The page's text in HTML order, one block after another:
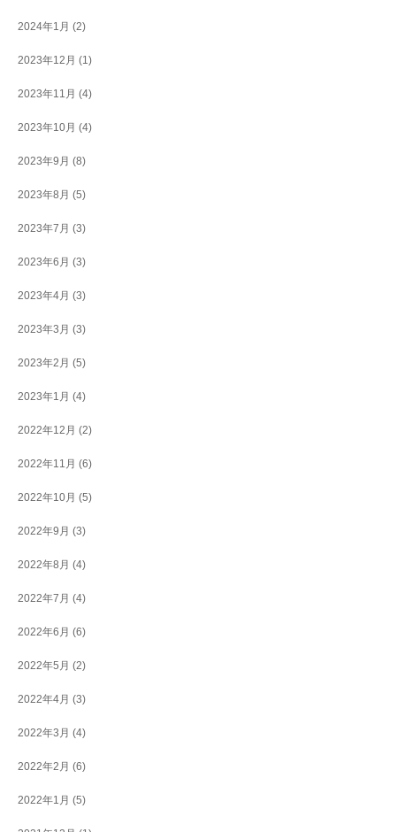
2024年1月 (2)
2023年12月 (1)
2023年11月 (4)
2023年10月 (4)
2023年9月 (8)
2023年8月 (5)
2023年7月 (3)
2023年6月 (3)
2023年4月 (3)
2023年3月 (3)
2023年2月 (5)
2023年1月 (4)
2022年12月 (2)
2022年11月 (6)
2022年10月 (5)
2022年9月 (3)
2022年8月 (4)
2022年7月 (4)
2022年6月 (6)
2022年5月 (2)
2022年4月 (3)
2022年3月 (4)
2022年2月 (6)
2022年1月 (5)